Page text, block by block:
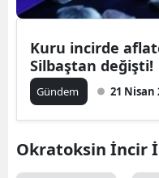
Kuru incirde
Silbaştan değişti!
Gündem 21 Nisan
Okratoksin İncir